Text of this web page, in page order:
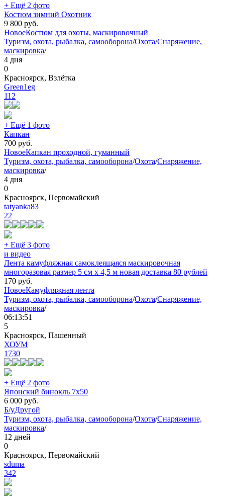
+ Ещё 2 фото
Костюм зимний Охотник
9 800 руб.
НовоеКостюм для охоты, маскировочный
Туризм, охота, рыбалка, самооборона/Охота/Снаряжение,
маскировка/
4 дня
0
Красноярск, Взлётка
Green1eg
112
+ Ещё 1 фото
Капкан
700 руб.
НовоеКапкан проходной, гуманный
Туризм, охота, рыбалка, самооборона/Охота/Снаряжение,
маскировка/
4 дня
0
Красноярск, Первомайский
tatyanka83
22
+ Ещё 3 фото
и видео
Лента камуфляжная самоклеящаяся маскировочная
многоразовая размер 5 см х 4,5 м новая доставка 80 рублей
170 руб.
НовоеКамуфляжная лента
Туризм, охота, рыбалка, самооборона/Охота/Снаряжение,
маскировка/
06:13:51
5
Красноярск, Пашенный
ХОУМ
1730
+ Ещё 2 фото
Японский бинокль 7х50
6 000 руб.
Б/уДругой
Туризм, охота, рыбалка, самооборона/Охота/Снаряжение,
маскировка/
12 дней
0
Красноярск, Первомайский
sduma
342